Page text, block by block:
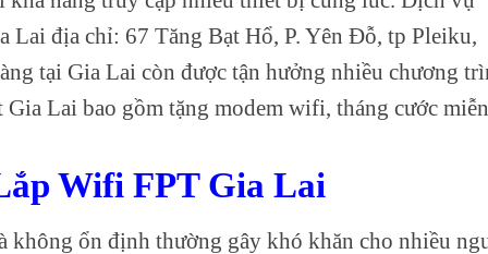
Lai địa chỉ: 67 Tăng Bạt Hổ, P. Yên Đỗ, tp Pleiku,
tại Gia Lai còn được tận hưởng nhiều chương
Lai bao gồm tặng modem wifi, tháng cước miễn
Wifi FPT Gia Lai
không ổn định thường gây khó khăn cho nhiều